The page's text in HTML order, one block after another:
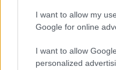
I want to allow my
Google for online
I want to allow
personalized
«Η Ελλάδα θα
μέσω της
θεωρούμε ότι οι
τις ΗΠΑ θα ήταν